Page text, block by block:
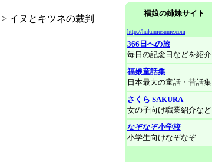
> イヌとキツネの裁判
福娘の姉妹サイト
http://hukumusume.com
366日への旅
毎日の記念日などを紹介
福娘童話集
日本最大の童話・昔話集
さくら SAKURA
女の子向け職業紹介など
なぞなぞ小学校
小学生向けなぞなぞ